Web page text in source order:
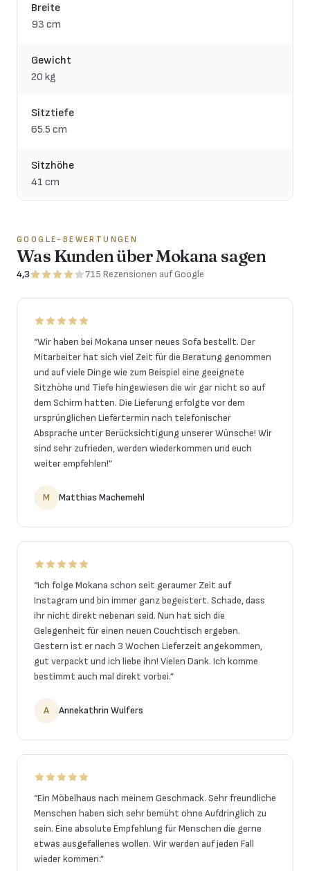
Breite
93 cm
Gewicht
20 kg
Sitztiefe
65.5 cm
Sitzhöhe
41 cm
GOOGLE-BEWERTUNGEN
Was Kunden über Mokana sagen
4,3 715 Rezensionen auf Google
“Wir haben bei Mokana unser neues Sofa bestellt. Der
Mitarbeiter hat sich viel Zeit für die Beratung genommen
und auf viele Dinge wie zum Beispiel eine geeignete
Sitzhöhe und Tiefe hingewiesen die wir gar nicht so auf
dem Schirm hatten. Die Lieferung erfolgte vor dem
ursprünglichen Liefertermin nach telefonischer
Absprache unter Berücksichtigung unserer Wünsche! Wir
sind sehr zufrieden, werden wiederkommen und euch
weiter empfehlen!”
M Matthias Machemehl
“Ich folge Mokana schon seit geraumer Zeit auf
Instagram und bin immer ganz begeistert. Schade, dass
ihr nicht direkt nebenan seid. Nun hat sich die
Gelegenheit für einen neuen Couchtisch ergeben.
Gestern ist er nach 3 Wochen Lieferzeit angekommen,
gut verpackt und ich liebe ihn! Vielen Dank. Ich komme
bestimmt auch mal direkt vorbei.”
A Annekathrin Wulfers
“Ein Möbelhaus nach meinem Geschmack. Sehr freundliche
Menschen haben sich sehr bemüht ohne Aufdringlich zu
sein. Eine absolute Empfehlung für Menschen die gerne
etwas ausgefallenes wollen. Wir werden auf jeden Fall
wieder kommen.”